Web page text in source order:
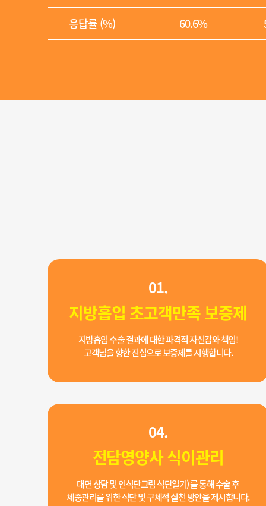
응답률 (%)
60.6%
01.
지방흡입 초고객만족 보증제
지방흡입 수술 결과에 대한 파격적 자신감와 책임!
고객님을 향한 진심으로 보증제를 시행합니다.
04.
전담영양사 식이관리
대면 상담 및 인식단그림 식단일기) 를 통해 수술 후
체중관리를 위한 식단 및 구체적 실천 방안을 제시합니다.